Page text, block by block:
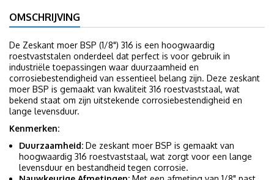
OMSCHRIJVING
De Zeskant moer BSP (1/8") 316 is een hoogwaardig
roestvaststalen onderdeel dat perfect is voor gebruik in
industriële toepassingen waar duurzaamheid en
corrosiebestendigheid van essentieel belang zijn. Deze zeskant
moer BSP is gemaakt van kwaliteit 316 roestvaststaal, wat
bekend staat om zijn uitstekende corrosiebestendigheid en
lange levensduur.
Kenmerken:
Duurzaamheid: De zeskant moer BSP is gemaakt van
hoogwaardig 316 roestvaststaal, wat zorgt voor een lange
levensduur en bestandheid tegen corrosie.